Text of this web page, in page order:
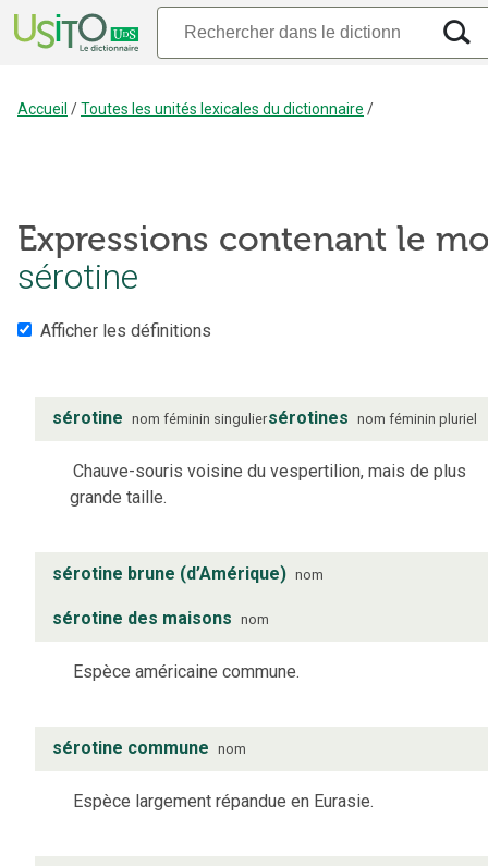
Accueil /Toutes les unités lexicales du dictionnaire /
Expressions contenant le
sérotine
Afficher les définitions
sérotine nom féminin singuliersérotines nom féminin pluriel
Chauve-souris voisine du vespertilion, mais de plus
grande taille.
sérotine brune (d’Amérique) nom
sérotine des maisons nom
Espèce américaine commune.
sérotine commune nom
Espèce largement répandue en Eurasie.